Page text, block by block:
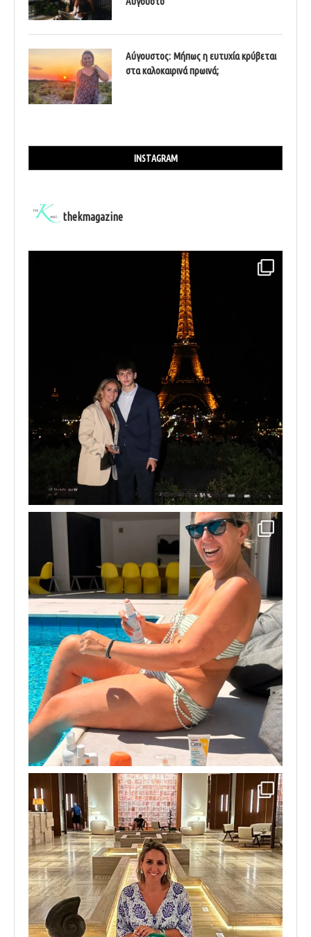
Αύγουστος: Μήπως η ευτυχία κρύβεται
στα καλοκαιρινά πρωινά;
INSTAGRAM
thekmagazine